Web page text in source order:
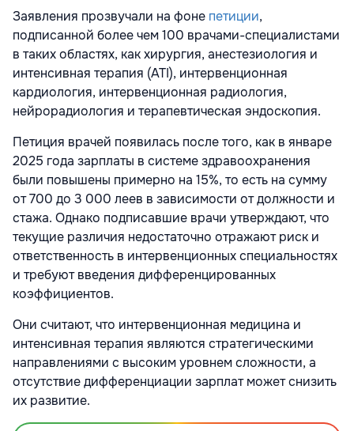
Заявления прозвучали на фоне петиции,
подписанной более чем 100 врачами-специалистами
в таких областях, как хирургия, анестезиология и
интенсивная терапия (ATI), интервенционная
кардиология, интервенционная радиология,
нейрорадиология и терапевтическая эндоскопия.
Петиция врачей появилась после того, как в январе
2025 года зарплаты в системе здравоохранения
были повышены примерно на 15%, то есть на сумму
от 700 до 3 000 леев в зависимости от должности и
стажа. Однако подписавшие врачи утверждают, что
текущие различия недостаточно отражают риск и
ответственность в интервенционных специальностях
и требуют введения дифференцированных
коэффициентов.
Они считают, что интервенционная медицина и
интенсивная терапия являются стратегическими
направлениями с высоким уровнем сложности, а
отсутствие дифференциации зарплат может снизить
их развитие.